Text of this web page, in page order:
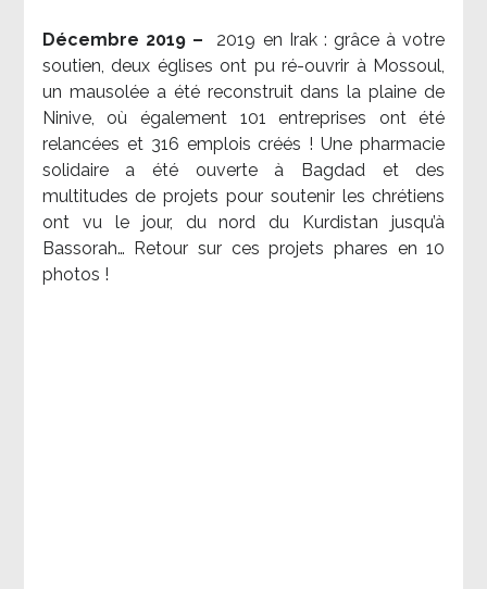
Décembre 2019 – 2019 en Irak : grâce à votre
soutien, deux églises ont pu ré-ouvrir à Mossoul,
un mausolée a été reconstruit dans la plaine de
Ninive, où également 101 entreprises ont été
relancées et 316 emplois créés ! Une pharmacie
solidaire a été ouverte à Bagdad et des
multitudes de projets pour soutenir les chrétiens
ont vu le jour, du nord du Kurdistan jusqu’à
Bassorah… Retour sur ces projets phares en 10
photos !